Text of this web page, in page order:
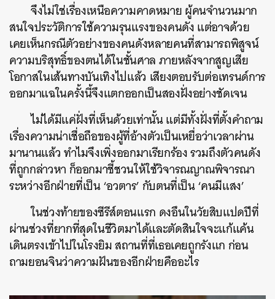
จึงไม่ใช่เรื่องเหนือความคาดหมาย ผู้คนจํานวนมาก
สนใจประวัติการใช้ความรุนแรงของคนดัง แต่อาจด้วย
เคยเห็นกรณีตัวอย่างของคนดังหลายคนที่สามารถพิสูจน์
ความบริสุทธิ์ของตนได้ในชั้นศาล ภายหลังจากสูญเสีย
โอกาสในเส้นทางบันเทิงไปแล้ว เสียงตอบรับต่อเทรนด์การ
ออกมาแฉในครั้งนี้จึงแตกออกเป็นสองฝั่งอย่างชัดเจน
ไม่ได้มีแค่ฝั่งที่เห็นด้วยเท่านั้น แต่มีทั้งฝั่งที่ตั้งคําถาม
เรื่องความน่าเชื่อถือของผู้ที่อ้างตัวเป็นเหยื่อว่าเวลาผ่าน
มานานแล้ว ทําไมจึงเพิ่งออกมาเรียกร้อง รวมถึงตัวคนดัง
ที่ถูกกล่าวหา ก็ออกมาชี้ชวนให้ใช้วิจารณญาณพิจารณา
ระหว่างอีกฝ่ายที่เป็น ‘อวตาร’ กับตนที่เป็น ‘คนมีแสง’
ในช่วงท้ายของซีรีส์ตอนแรก ดงอึนในวัยสิบแปดปีที่
ผ่านช่วงที่ยากที่สุดในชีวิตมาได้และตัดสินใจจะแก้แค้น
เดินตรงเข้าไปในโรงยิม สถานที่ที่เธอเคยถูกรังแก ก่อน
ถามยอนจินว่าความฝันของอีกฝ่ายคืออะไร